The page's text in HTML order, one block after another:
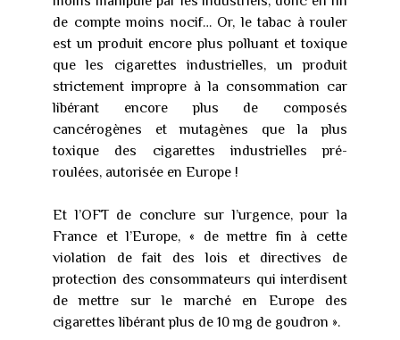
de compte moins nocif… Or, le tabac à rouler
est un produit encore plus polluant et toxique
que les cigarettes industrielles, un produit
strictement impropre à la consommation car
libérant encore plus de composés
cancérogènes et mutagènes que la plus
toxique des cigarettes industrielles pré-
roulées, autorisée en Europe !
Et l’OFT de conclure sur l’urgence, pour la
France et l’Europe, « de mettre fin à cette
violation de fait des lois et directives de
protection des consommateurs qui interdisent
de mettre sur le marché en Europe des
cigarettes libérant plus de 10 mg de goudron ».